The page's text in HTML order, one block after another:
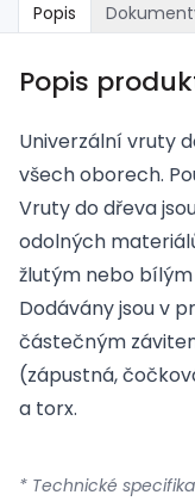
Popis
Popis
Univerzální vruty
všech oborech.
Vruty do dřeva
odolných
žlutým nebo
Dodávány jsou v
částečným
(zápustná,
a torx.
* Technické